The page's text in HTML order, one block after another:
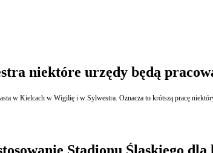
niektóre urzędy będą